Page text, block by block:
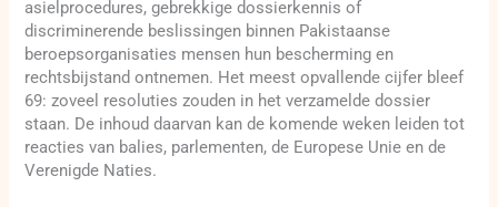
asielprocedures, gebrekkige dossierkennis of
discriminerende beslissingen binnen Pakistaanse
beroepsorganisaties mensen hun bescherming en
rechtsbijstand ontnemen. Het meest opvallende cijfer bleef
69: zoveel resoluties zouden in het verzamelde dossier
staan. De inhoud daarvan kan de komende weken leiden tot
reacties van balies, parlementen, de Europese Unie en de
Verenigde Naties.